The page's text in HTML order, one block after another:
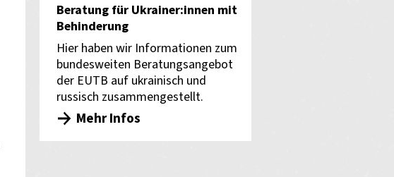
Beratung für Ukrainer:innen mit
Behinderung
Hier haben wir Informationen zum
bundesweiten Beratungsangebot
der EUTB auf ukrainisch und
russisch zusammengestellt.
Mehr Infos